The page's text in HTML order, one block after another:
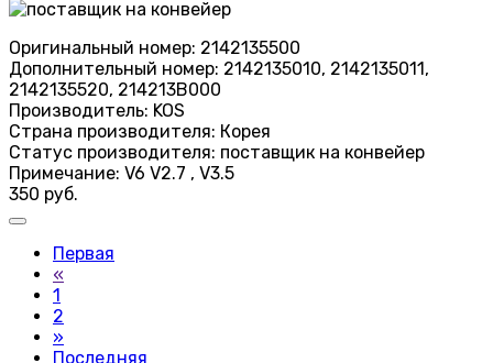
Оригинальный номер: 2142135500
Дополнительный номер: 2142135010, 2142135011,
2142135520, 214213B000
Производитель: KOS
Страна производителя: Корея
Статус производителя: поставщик на конвейер
Примечание: V6 V2.7 , V3.5
350 руб.
Первая
«
1
2
»
Последняя